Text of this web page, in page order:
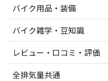
バイク用品・装備
バイク雑学・豆知識
レビュー・口コミ・評価
全排気量共通